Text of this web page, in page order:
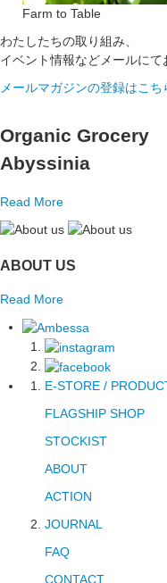
Farm to Table
わたしたちの取り組み、
イベント情報などメールにて
メールマガジンの登録はこち
Organic Grocery
Abyssinia
Read More
ABOUT US
Read More
E-STORE /
FLAGSHIP SHOP
STOCKIST
ABOUT
ACTION
JOURNAL
FAQ
CONTACT